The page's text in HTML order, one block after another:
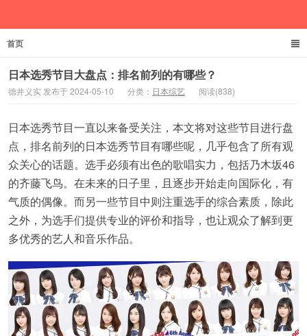
首页
日本选秀节目大盘点：排名前列的有哪些？
德井义实 发布于 2024-05-10 分类： 日本综艺 阅读(838)
日本选秀节目一直以来备受关注，本文将对这些节目进行盘
点，排名前列的日本选秀节目有哪些呢，几乎包含了所有观
众关心的话题。选手必须有出色的歌唱实力，包括乃木坂46
的齐藤飞鸟。在未来的日子里，且逐步开始走向国际化，有
气质的偶像。而另一些节目中则注重选手的综合素质，除此
之外，为选手们提供专业的评价和指导，也让观众了解到更
多优秀的艺人和音乐作品。